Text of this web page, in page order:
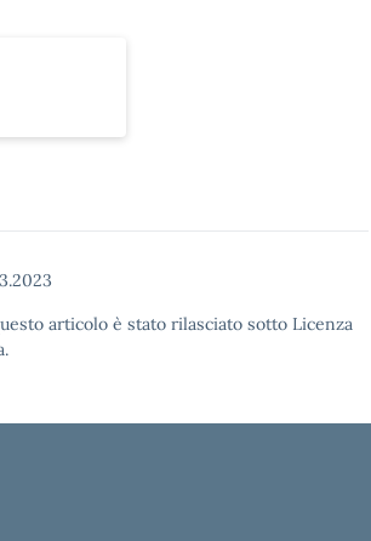
articolo è stato rilasciato sotto Licenza